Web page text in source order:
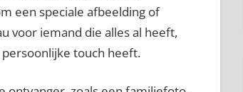
een speciale afbeelding of
voor iemand die alles al heeft,
touch heeft.